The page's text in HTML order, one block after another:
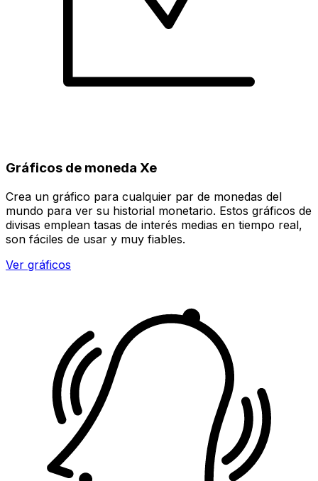
Gráficos de moneda Xe
Crea un gráfico para cualquier par de monedas del
mundo para ver su historial monetario. Estos gráficos de
divisas emplean tasas de interés medias en tiempo real,
son fáciles de usar y muy fiables.
Ver gráficos